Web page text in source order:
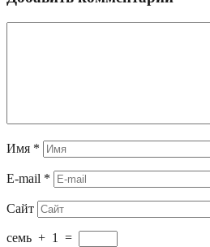
Имя *
E-mail *
Сайт
семь + 1 =